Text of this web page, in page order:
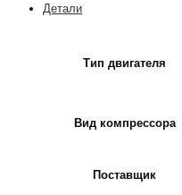
Детали
Тип двигателя
Вид компрессора
Поставщик